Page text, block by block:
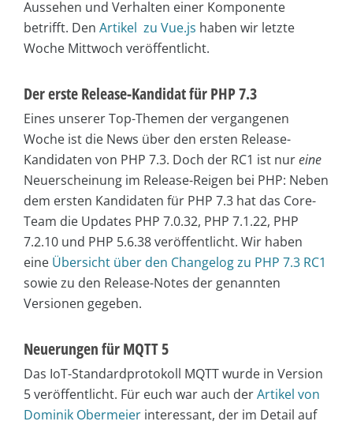
Aussehen und Verhalten einer Komponente
betrifft. Den Artikel zu Vue.js haben wir letzte
Woche Mittwoch veröffentlicht.
Der erste Release-Kandidat für PHP 7.3
Eines unserer Top-Themen der vergangenen
Woche ist die News über den ersten Release-
Kandidaten von PHP 7.3. Doch der RC1 ist nureine
Neuerscheinung im Release-Reigen bei PHP: Neben
dem ersten Kandidaten für PHP 7.3 hat das Core-
Team die Updates PHP 7.0.32, PHP 7.1.22, PHP
7.2.10 und PHP 5.6.38 veröffentlicht. Wir haben
eine Übersicht über den Changelog zu PHP 7.3 RC1
sowie zu den Release-Notes der genannten
Versionen gegeben.
Neuerungen für MQTT 5
Das IoT-Standardprotokoll MQTT wurde in Version
5 veröffentlicht. Für euch war auch derArtikel von
Dominik Obermeier interessant, der im Detail auf